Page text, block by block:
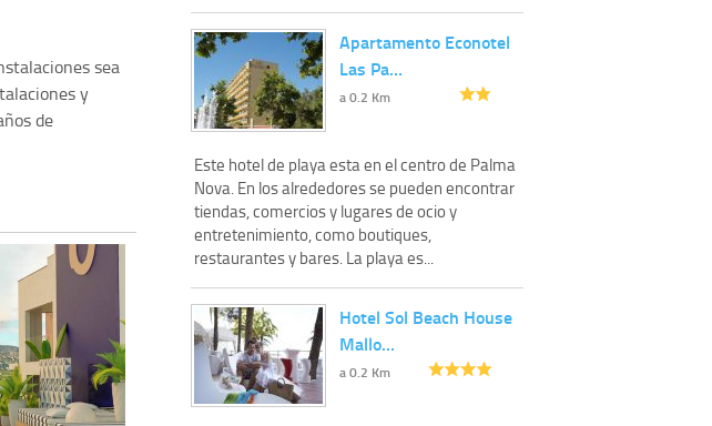
sea
y
de
Apartamento Econotel
Las Pa…
a 0.2 Km
Este hotel de playa esta en el centro de Palma
Nova. En los alrededores se pueden encontrar
tiendas, comercios y lugares de ocio y
entretenimiento, como boutiques,
restaurantes y bares. La playa es...
Hotel Sol Beach House
Mallo…
a 0.2 Km